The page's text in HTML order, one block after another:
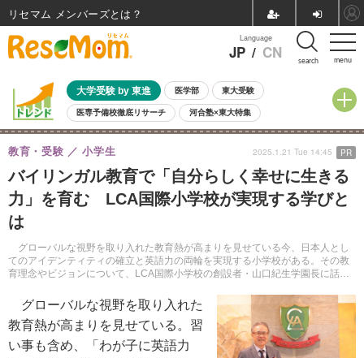
menu
Language
JP / CN search
大学受験 by 東進 医学部 東大受験
医専予備校徹底リサーチ 河合塾×東大特集
親子で考える大学選び 高校受験 中学受験 小学校受験
共通テスト 夏休み
8月開催イベント・WS 全国公立高校 過去問 人気記事
自由研究教材（小学生向け） 自由研究教材（中学生向け） ランキング
バイリンガル教育で「自分らしく幸せに生きる
力」を育む LCA国際小学校が実現する学びと
は
グローバルな視野を取り入れた教育熱が高まりを見せている今、日本人とし
てのアイデンティティの確立と英語力の両輪を実現する小学校がある。その教
育理念やビジョンについて、LCA国際小学校の創設者・山口紀生学園長に話を
教育・受験 小学生 2025.1.21 Tue 14:45 PR
グローバルな視野を取り入れた
教育熱が高まりを見せている。習
い事も含め、「わが子に英語力
リセマム メンバーズ